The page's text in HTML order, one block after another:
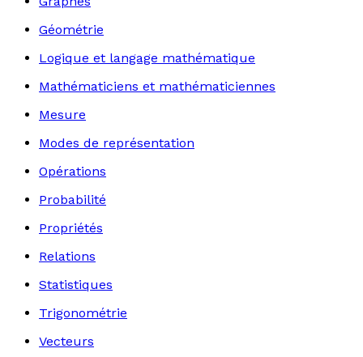
Géométrie
Logique et langage mathématique
Mathématiciens et mathématiciennes
Mesure
Modes de représentation
Opérations
Probabilité
Propriétés
Relations
Statistiques
Trigonométrie
Vecteurs